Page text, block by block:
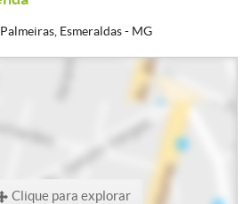
Esmeraldas - MG
Clique para explorar